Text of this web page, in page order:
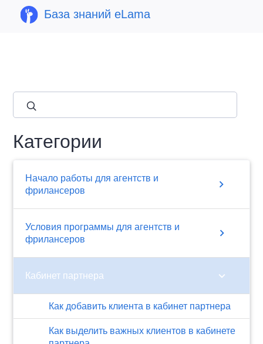
База знаний eLama
Категории
Начало работы для агентств и
фрилансеров
chevron_right
Условия программы для агентств и
фрилансеров
chevron_right
Кабинет партнера chevron_right
Как добавить клиента в кабинет партнера
Как выделить важных клиентов в кабинете